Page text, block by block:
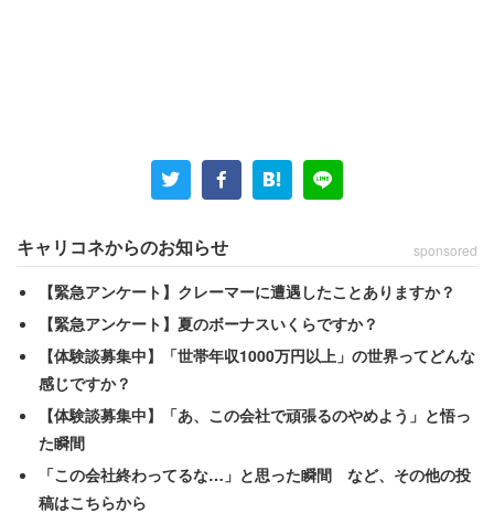
すと飼うを使い分けている・いた」（16.9％）となった。
「相手によって暮らすと飼うを使い分けている・いた」と
回答した人は、
「伝える相手が不快に思わないように、相手の性
格・立場を考えて使い分けている。理屈屋の人や公
の場では「飼う」を使い、感情を重視している人や
プライベートでは「暮らす」を使う」（20代男性）
「親しい相手や気安い間柄だと暮らしてた、住んで
た、というかんじだが、日本はまだまだペット先進
キャリコネからのお知らせ sponsored
【緊急アンケート】クレーマーに遭遇したことありますか？
【緊急アンケート】夏のボーナスいくらですか？
【体験談募集中】「世帯年収1000万円以上」の世界ってどんな
感じですか？
【体験談募集中】「あ、この会社で頑張るのやめよう」と悟っ
た瞬間
「この会社終わってるな…」と思った瞬間 など、その他の投
稿はこちらから